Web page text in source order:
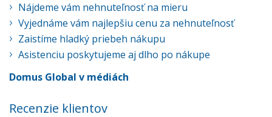
Nájdeme vám nehnuteľnosť na mieru
Vyjednáme vám najlepšiu cenu za nehnuteľnosť
Zaistíme hladký priebeh nákupu
Asistenciu poskytujeme aj dlho po nákupe
Domus Global v médiách
Recenzie klientov